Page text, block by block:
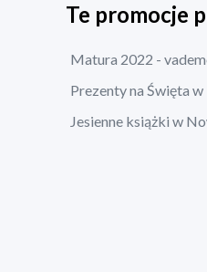
Te promocje
Matura 2022 -
Prezenty na Święta
Jesienne książki w